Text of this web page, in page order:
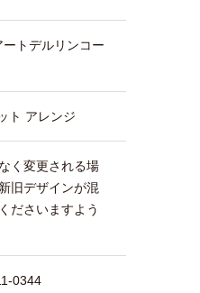
トデルリンコー
ト アレンジ
く変更される場
旧デザインが混
ださいますよう
0344